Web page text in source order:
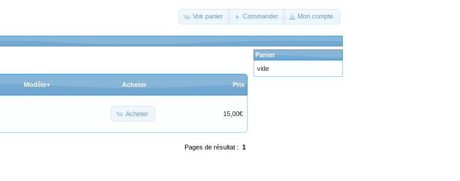
Voir panier Commander Mon compte
Modèle+ Acheter Prix
Acheter 15,00€
Pages de résultat : 1
Panier
vide